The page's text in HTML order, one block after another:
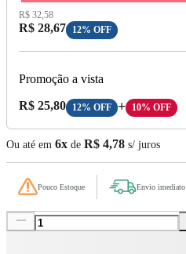
Preço Original:
R$ 32,58
Preço com Desconto:
R$ 28,67 12% OFF
Promoção a vista
Preço A Vista:
R$ 25,80 12% OFF + 10% OFF
Ou até em 6x de R$ 4,78 s/ juros
Pouco Estoque Envio imediato